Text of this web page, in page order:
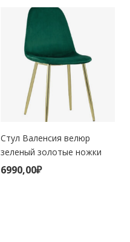
Стул Валенсия велюр
зеленый золотые ножки
6990,00₽